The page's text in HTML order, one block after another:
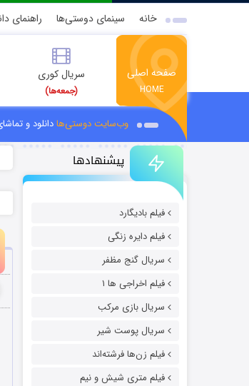
خانه سینمای دوستی‌ها راهنمای
صفحه اصلی
HOME
سریال کوری
(جمعه‌ها)
وب‌سایت دوستی‌هادانلود و
پیشنهادها
فیلم بادیگارد
فیلم دایره زنگی
سریال گنج مظفر
فیلم اخراجی ها ۱
سریال بازی مرکب
سریال پوست شیر
فیلم زن‌ها فرشته‌اند
فیلم متری شیش و نیم